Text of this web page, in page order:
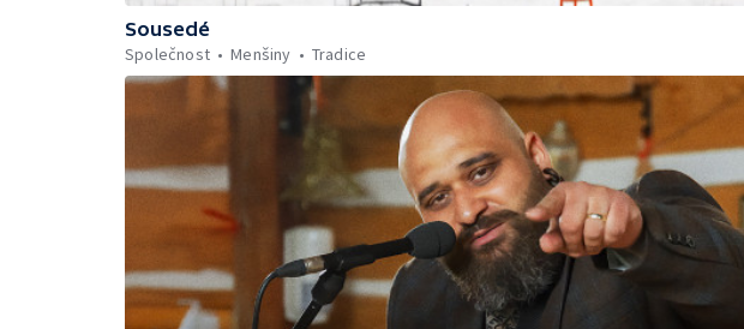
Sousedé
Společnost
Menšiny Tradice